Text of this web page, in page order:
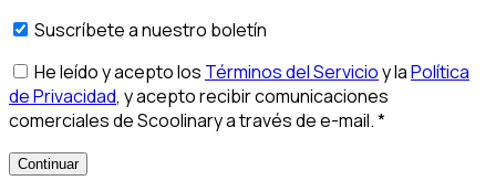
Suscríbete a nuestro boletín
He leído y acepto los Términos del Servicioy laPolítica
de Privacidad, y acepto recibir comunicaciones
comerciales de Scoolinary a través de e-mail.*
Continuar